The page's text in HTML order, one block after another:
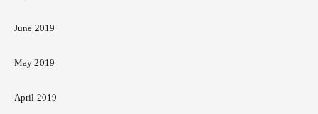
June 2019
May 2019
April 2019